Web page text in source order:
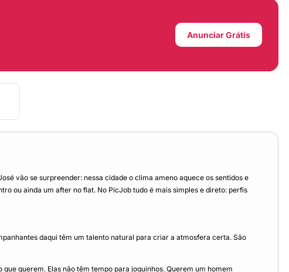
Anunciar Grátis
vão se surpreender: nessa cidade o clima ameno aquece os sentidos e
ou ainda um after no flat. No PicJob tudo é mais simples e direto: perfis
daqui têm um talento natural para criar a atmosfera certa. São
querem. Elas não têm tempo para joguinhos. Querem um homem